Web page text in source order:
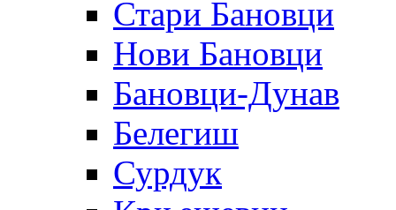
Стари Бановци
Нови Бановци
Бановци-Дунав
Белегиш
Сурдук